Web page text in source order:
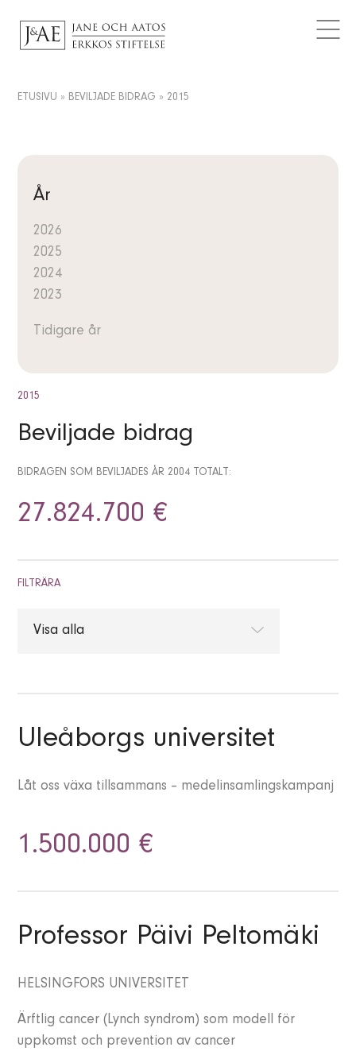
Kontaktuppgifter
AKTUELLT
Nyheter
SV
ETUSIVU » BEVILJADE BIDRAG » 2015
År
2026
2025
2024
2023
Tidigare år
2015
Beviljade bidrag
BIDRAGEN SOM BEVILJADES ÅR 2004 TOTALT:
27.824.700 €
Uleåborgs universitet
Låt oss växa tillsammans – medelinsamlingskampanj
1.500.000 €
Professor Päivi Peltomäki
HELSINGFORS UNIVERSITET
Ärftlig cancer (Lynch syndrom) som modell för
uppkomst och prevention av cancer
FILTRÄRA
Visa alla